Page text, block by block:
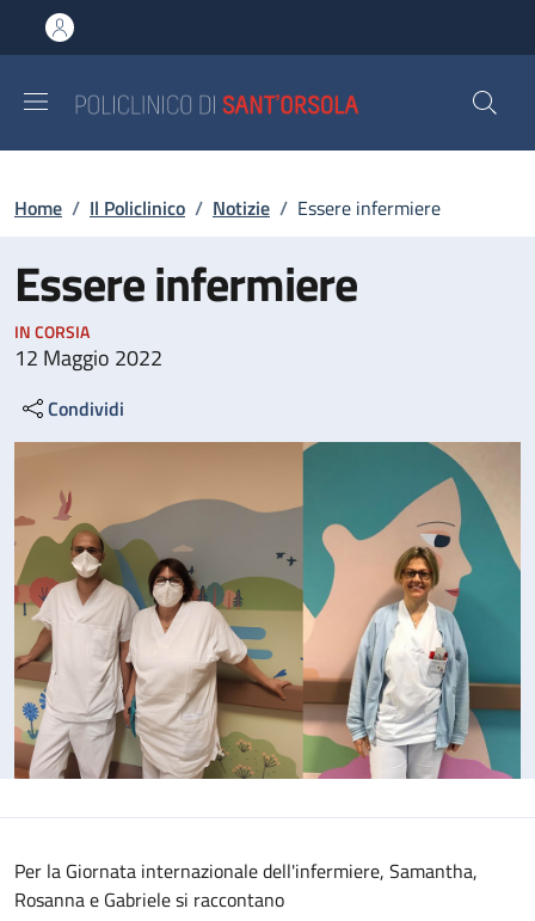
al contenuto principale
to footer content
Briciole di pane
Home / Il Policlinico / Notizie / Essere infermiere
Essere infermiere
IN CORSIA
12 Maggio 2022
Condividi
Per la Giornata internazionale dell'infermiere, Samantha,
Rosanna e Gabriele si raccontano